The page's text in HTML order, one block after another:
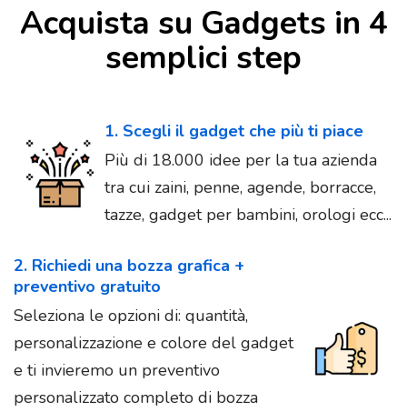
Acquista su Gadgets in 4
semplici step
1. Scegli il gadget che più ti piace
Più di 18.000 idee per la tua azienda
tra cui zaini, penne, agende, borracce,
tazze, gadget per bambini, orologi ecc...
2. Richiedi una bozza grafica +
preventivo gratuito
Seleziona le opzioni di: quantità,
personalizzazione e colore del gadget
e ti invieremo un preventivo
personalizzato completo di bozza